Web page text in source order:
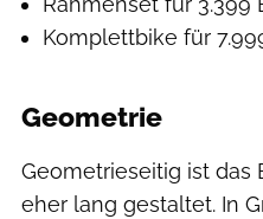
Komplettbike für
Geometrie
Geometrieseitig ist das
eher lang gestaltet. In